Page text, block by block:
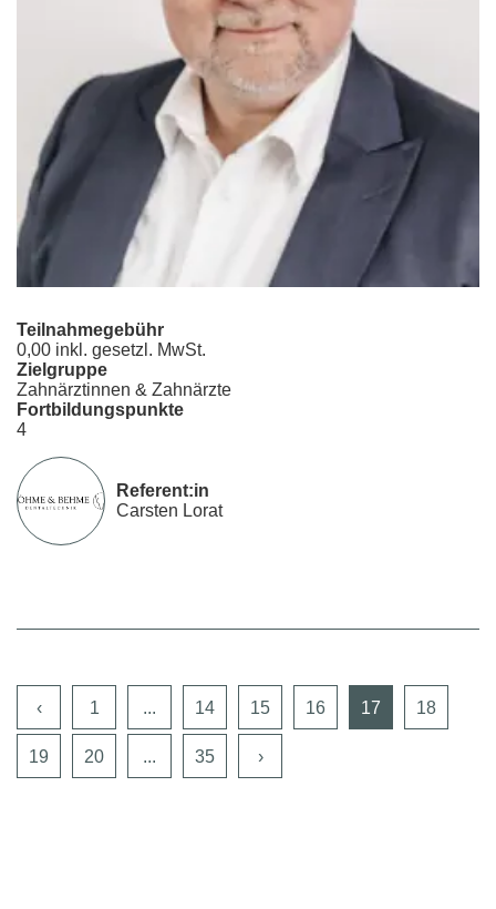
Teilnahmegebühr
0,00 inkl. gesetzl. MwSt.
Zielgruppe
Zahnärztinnen & Zahnärzte
Fortbildungspunkte
4
Referent:in
Carsten Lorat
‹ 1 ... 14 15 16 17 18
19 20 ... 35 ›